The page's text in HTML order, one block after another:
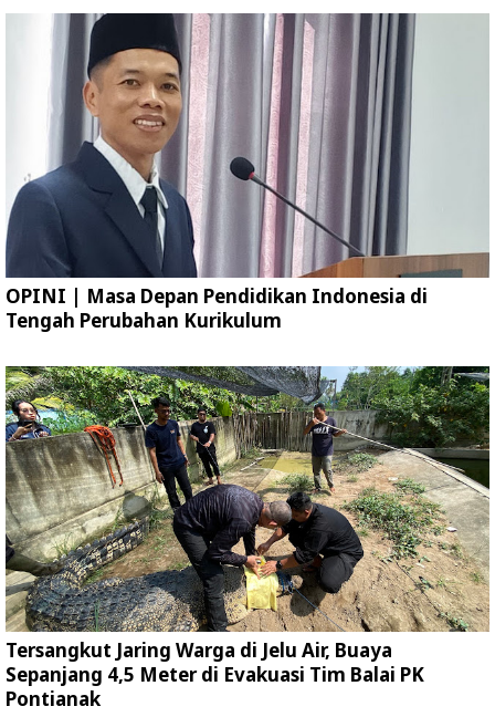
OPINI | Masa Depan Pendidikan Indonesia di
Tengah Perubahan Kurikulum
Tersangkut Jaring Warga di Jelu Air, Buaya
Sepanjang 4,5 Meter di Evakuasi Tim Balai PK
Pontianak